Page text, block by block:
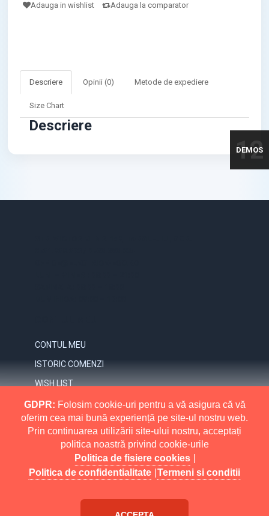
Adauga in wishlist Adauga la comparator
Descriere Opinii (0) Metode de expediere
Size Chart
Descriere
CONTUL MEU
ISTORIC COMENZI
WISH LIST
NEWSLETTER
INFORMATII
RETURNARI
POLITICA DE CONFIDENTIALITATE
MAI MULT
Electrice Eco All Rights Reserved.
eMarket
DEMOS
12
GDPR: Folosim cookie-uri pentru a vă asigura că vă
oferim cea mai bună experiență pe site-ul nostru web.
Prin continuarea utilizării site-ului nostru, acceptați
politica noastră privind cookie-urile
Politica de fisiere cookies
Politica de confidentialitate Termeni si conditii